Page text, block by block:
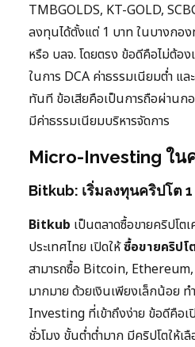
TMBGOLDS, KT-GOLD,
ลงทุนได้ตั้งแต่ 1 บาท ในบางก
หรือ บลจ. โดยตรง ข้อดีคือไม่ต้อ
ในการ DCA ค่าธรรมเนียมต่ำ แล
ทันที ข้อเสียคือเป็นการถือผ่านก
มีค่าธรรมเนียมบริหารจัดการ
Micro-Investing ใน
Bitkub: เริ่มลงทุนคริปโต
Bitkub เป็นตลาดซื้อขายคริปโต
ประเทศไทย เปิดให้ซื้อขายคริปโ
สามารถซื้อ Bitcoin,
มากมาย ด้วยเงินเพียงเล็กน้อย
Investing ที่เข้าถึงง่าย ข้อดีคือ
ชั่วโมง ขั้นต่ำต่ำมาก มีคริปโตให้เ